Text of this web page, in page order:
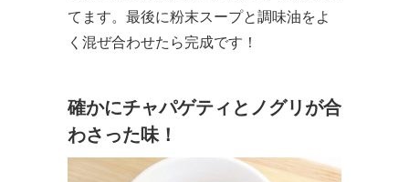
てます。最後に粉末スープと調味油をよ
く混ぜ合わせたら完成です！
確かにチャパゲティとノグリが合
わさった味！